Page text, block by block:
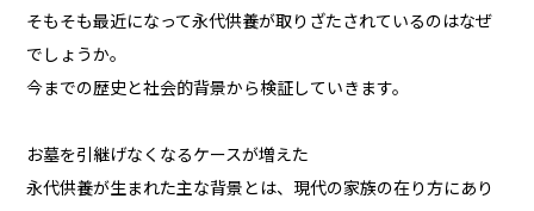
そもそも最近になって永代供養が取りざたされているのはなぜ
でしょうか。
今までの歴史と社会的背景から検証していきます。
お墓を引継げなくなるケースが増えた
永代供養が生まれた主な背景とは、現代の家族の在り方にあり